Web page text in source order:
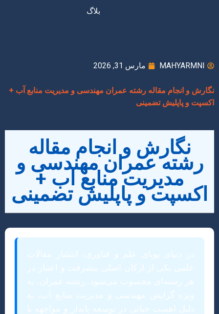
بلاگ
MAHYARMNI مارس 31, 2026
نگارش و انجام مقاله رشته عمران مهندسی و مدیریت منابع آب +
اکسپت و پاپلیش تضمینی
نگارش و انجام مقاله
رشته عمران مهندسی و
مدیریت منابع آب +
اکسپت و پاپلیش تضمینی
در دنیای پویای علم و فناوری، انتشار مقالات
علمی یکی از ارکان اصلی پیشرفت و اعتبار در
هر رشته‌ای محسوب می‌شود. رشته عمران، به
ویژه گرایش مهندسی و مدیریت منابع آب، به
دلیل اهمیت حیاتی در توسعه پایدار و مواجهه با